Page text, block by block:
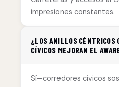
impresiones constantes.
¿LOS ANILLOS CÉNTRICOS
CÍVICOS MEJORAN EL
Sí—corredores cívicos